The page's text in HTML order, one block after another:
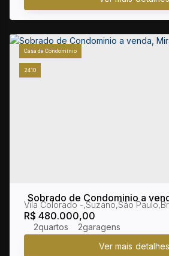
2410
Casa de Condomínio
Sobrado de Condominio a
Suzano -S.P
R$ 480.000,00
Vila Colorado ,Suzano,São Paulo,
2 2